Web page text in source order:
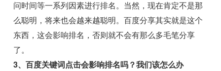
问时间等一系列因素进行排名。当然，现在肯定不是那
么聪明，将来也会越来越聪明。百度分享其实就是这个
东西，这会影响排名，否则就不会有那么多毛笔分享
了。
3、百度关键词点击会影响排名吗？我们该怎么办